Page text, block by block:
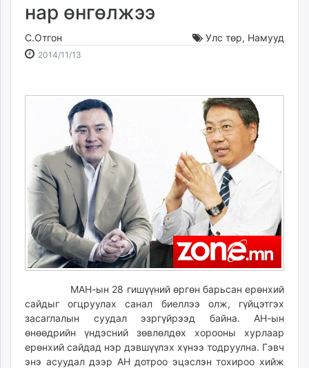
Gogo.mn
caak.mn
news.mn
zindaa.mn
tovch.mn
Livetv.mn
Eguur.mn
24tsag.mn
shuud.mn
eagle.mn
ergelt.mn
zarig.mn
today.mn
mminfo.mn
ugluu.mn
urlag.mn
unen.mn
нар өнгөлжээ
С.Отгон Улс төр, Намууд
2014/11/13
22:10:42
06:05:37
МАН-ын 28 гишүүний өргөн барьсан ерөнхий
сайдыг огцруулах санал биеллээ олж, гүйцэтгэх
засаглалын суудал эзргүйрээд байна. АН-ын
өнөөдрийн үндэсний зөвлөлдөх хорооны хурлаар
ерөнхий сайдад нэр дэвшүүлэх хүнээ тодруулна. Гэвч
энэ асуудал дээр АН дотроо эцэслэн тохироо хийж